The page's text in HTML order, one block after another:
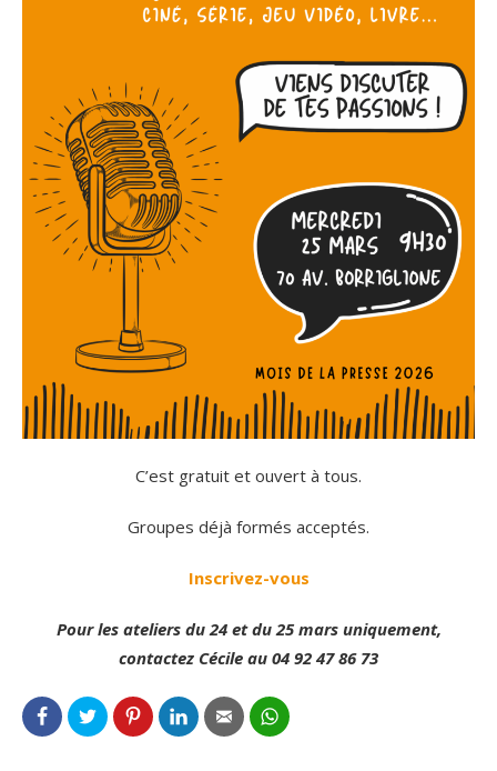
C’est gratuit et ouvert à tous.
Groupes déjà formés acceptés.
Inscrivez-vous
Pour les ateliers du 24 et du 25 mars uniquement,
contactez Cécile au 04 92 47 86 73